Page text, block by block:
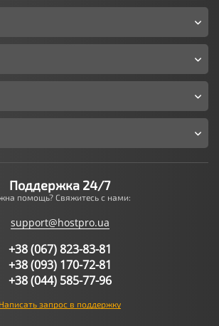
Поддержка 24/7
помощь? Свяжитесь с нами:
support@hostpro.ua
+38 (067) 823-83-81
+38 (093) 170-72-81
+38 (044) 585-77-96
Написать запрос в поддержку